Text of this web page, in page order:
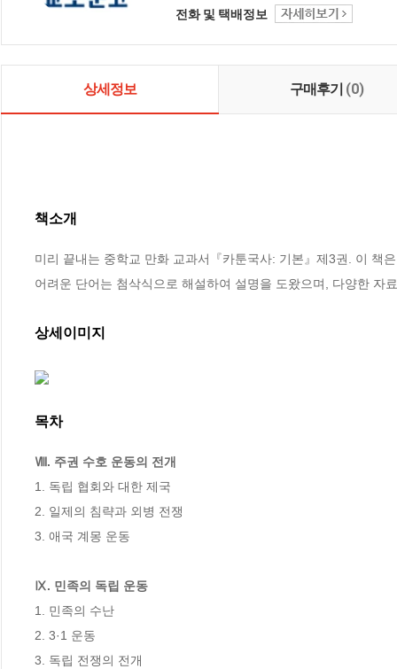
전화 및 택배정보
상세정보 구매후기 (0)
책소개
미리 끝내는 중학교 만화 교과서『카툰국사: 기본』제3권. 이 책
어려운 단어는 첨삭식으로 해설하여 설명을 도왔으며, 다양한 자
상세이미지
목차
Ⅷ. 주권 수호 운동의 전개
1. 독립 협회와 대한 제국
2. 일제의 침략과 외병 전쟁
3. 애국 계몽 운동
Ⅸ. 민족의 독립 운동
1. 민족의 수난
2. 3·1 운동
3. 독립 전쟁의 전개